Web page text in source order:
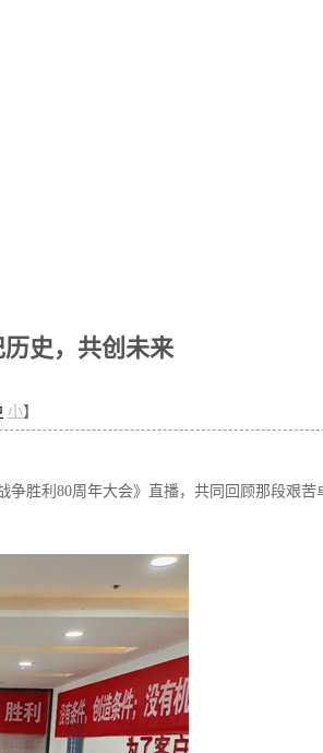
史，共创未来
小】
争胜利80周年大会》直播，共同回顾那段艰苦